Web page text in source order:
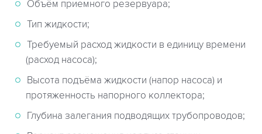
Объём приемного резервуара;
Тип жидкости;
Требуемый расход жидкости в единицу времени
(расход насоса);
Высота подъёма жидкости (напор насоса) и
протяженность напорного коллектора;
Глубина залегания подводящих трубопроводов;